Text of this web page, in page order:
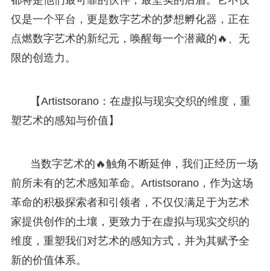
仅是一个平台，更是数字艺术的梦想孵化器，正在
点燃数字艺术的新纪元，唤醒每一个潜藏的🔥、无
限的创造力。
【Artistsorano：在虚拟与现实交织的维度，重
塑艺术的感知与价值】
当数字艺术的🔥触角不断延伸，我们正经历一场
前所未有的艺术感知革命。Artistsorano，作为这场
革命的积极探索者和引领者，不仅仅满足于为艺术
家提供创作的土壤，更致力于在虚拟与现实交织的
维度，重塑我们对艺术的感知方式，并为其赋予全
新的价值体系。